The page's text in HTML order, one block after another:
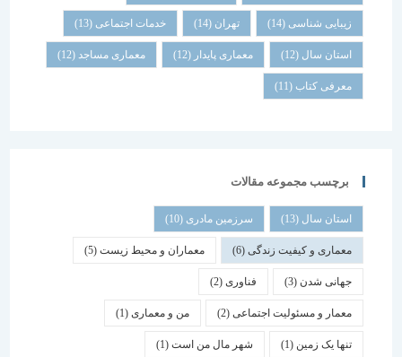
زیبایی شناسی (14) تهران خدمات اجتماعی (13)
استان سال(12) معماری پایدار (12) معماری مساجد(12)
معرفی کتاب(11)
برچسب مجموعه مقالات
استان سال(13) سرزمین مادری(10)
معماری و کیفیت زندگی(6) معماران و محیط زیست(5)
جهانی شدن(3) فناوری (2)
معمار و مسئولیت اجتماعی (2) من و معماری (1)
تنها یک زمین(1) شهر مال من است(1)